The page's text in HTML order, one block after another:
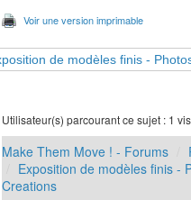
Voir une version imprimable
Utilisateur(s) parcourant ce sujet : 1
Make Them Move ! - Forums
Exposition de modèles finis -
Creations